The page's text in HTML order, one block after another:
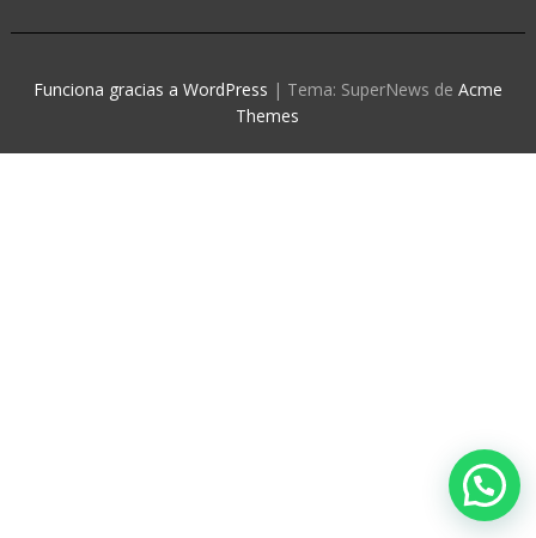
Funciona gracias a WordPress | Tema: SuperNews de Acme
Themes